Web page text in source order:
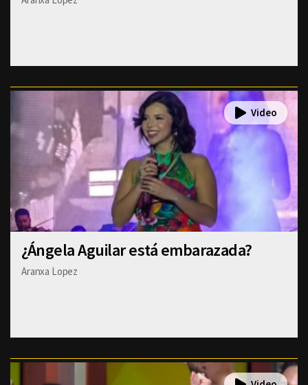
¿Ángela Aguilar está embarazada?
Aranxa Lopez